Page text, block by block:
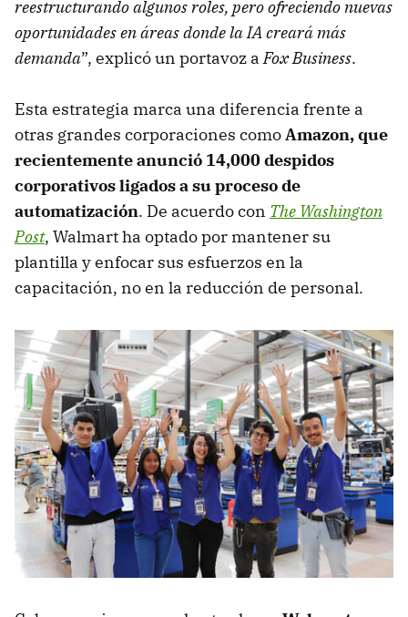
reestructurando algunos roles, pero ofreciendo nuevas
oportunidades en áreas donde la IA creará más
demanda”, explicó un portavoz aFox Business.
Esta estrategia marca una diferencia frente a
otras grandes corporaciones comoAmazon, que
recientemente anunció 14,000 despidos
corporativos ligados a su proceso de
automatización. De acuerdo con The Washington
Post, Walmart ha optado por mantener su
plantilla y enfocar sus esfuerzos en la
capacitación, no en la reducción de personal.